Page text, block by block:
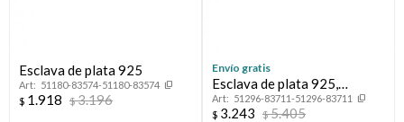
Esclava de plata 925
51180-83574-51180-83574
$ 1.918 $3.196
Envío gratis
Esclava de plata 925,
LAPIDADA.
51296-83711-51296-83711
$ 3.243 $5.405